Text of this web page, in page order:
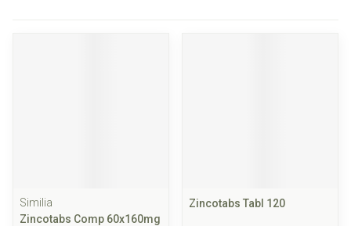
Similia
Zincotabs Comp 60x160mg
Zincotabs Tabl 120